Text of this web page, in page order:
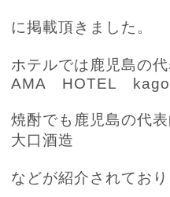
に掲載頂きました。
ホテルでは鹿児島の
AMA
HOTEL
焼酎でも鹿児島の代
大口酒造
などが紹介されており